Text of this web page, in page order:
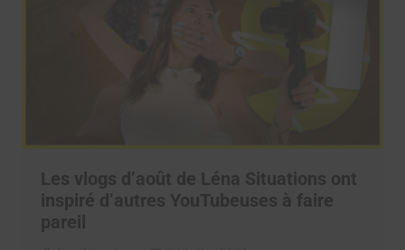
Les vlogs d’août de Léna Situations ont
inspiré d’autres YouTubeuses à faire
pareil